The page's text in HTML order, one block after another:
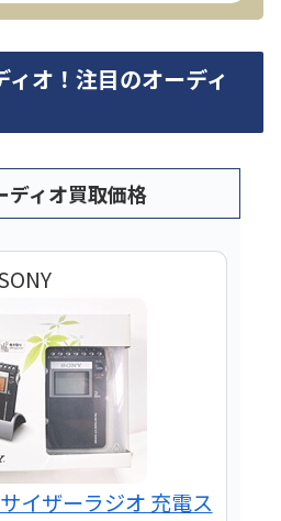
オ！注目のオーディ
ィオ買取価格
イザーラジオ 充電ス